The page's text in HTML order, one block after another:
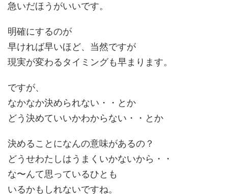
急いだほうがいいです。
明確にするのが
早ければ早いほど、当然ですが
現実が変わるタイミングも早まります。
ですが、
なかなか決められない・・とか
どう決めていいかわからない・・とか
決めることになんの意味があるの？
どうせわたしはうまくいかないから・・
な〜んて思っているひとも
いるかもしれないですね。